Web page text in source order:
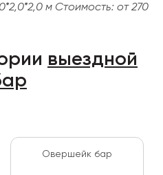
м Стоимость: от 270
выездной
Овершейк бар